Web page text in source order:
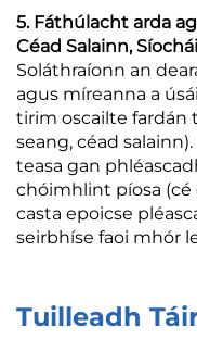
5. Fáthúlacht arda
Céad Salainn,
Soláthraíonn an
agus míreanna a
tirim oscailte fardán
seang, céad
teasa gan
chóimhlint píosa
casta epoicse
seirbhíse faoi mhór
Tuilleadh